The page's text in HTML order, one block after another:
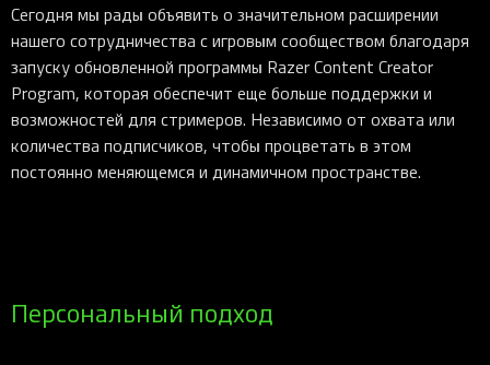
Сегодня мы рады объявить о значительном расширении
нашего сотрудничества с игровым сообществом благодаря
запуску обновленной программы Razer Content Creator
Program, которая обеспечит еще больше поддержки и
возможностей для стримеров. Независимо от охвата или
количества подписчиков, чтобы процветать в этом
постоянно меняющемся и динамичном пространстве.
Персональный подход